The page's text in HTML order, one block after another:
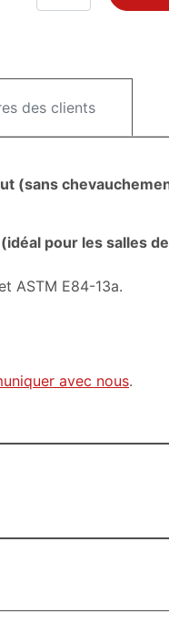
des clients
(sans
pour les salles
ASTM E84-13a.
avec nous.